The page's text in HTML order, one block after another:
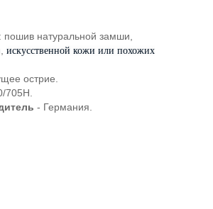
: пошив натуральной замши,
искусственной кожи или похожих
острие.
705H.
- Германия.